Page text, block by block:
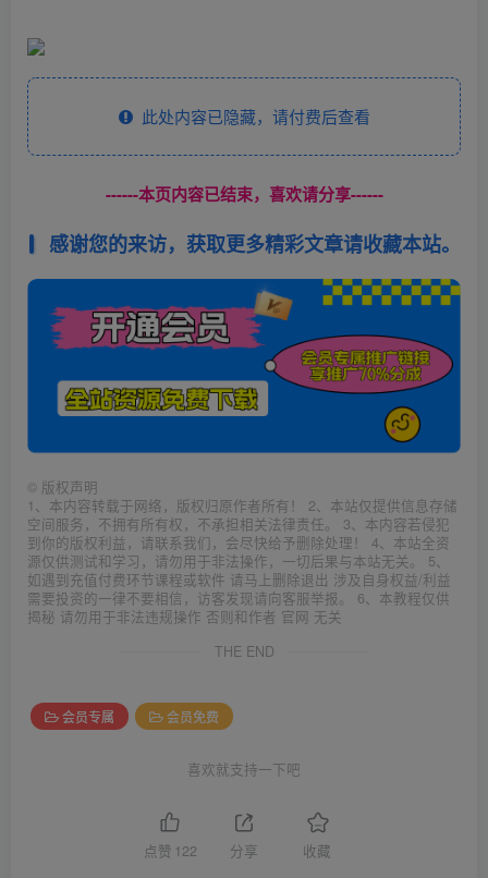
此处内容已隐藏，请付费后查看
------本页内容已结束，喜欢请分享------
感谢您的来访，获取更多精彩文章请收藏本站。
© 版权声明
1、本内容转载于网络，版权归原作者所有！ 2、本站仅提供信息存储
空间服务，不拥有所有权，不承担相关法律责任。 3、本内容若侵犯
到你的版权利益，请联系我们，会尽快给予删除处理！ 4、本站全资
源仅供测试和学习，请勿用于非法操作，一切后果与本站无关。 5、
如遇到充值付费环节课程或软件 请马上删除退出 涉及自身权益/利益
需要投资的一律不要相信，访客发现请向客服举报。 6、本教程仅供
揭秘 请勿用于非法违规操作 否则和作者 官网 无关
THE END
会员专属 会员免费
喜欢就支持一下吧
点赞 122 分享 收藏